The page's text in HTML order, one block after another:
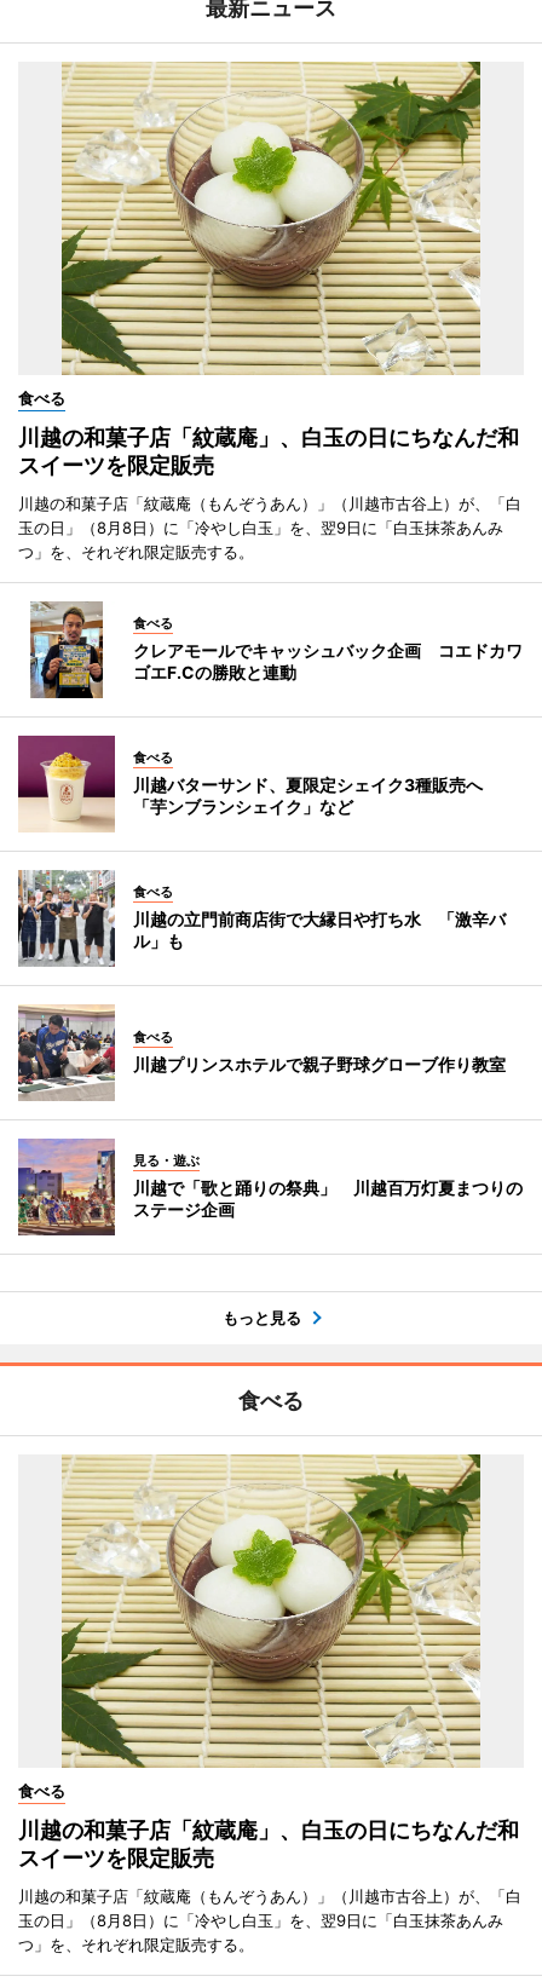
最新ニュース
食べる
川越の和菓子店「紋蔵庵」、白玉の日にちなんだ和
スイーツを限定販売
川越の和菓子店「紋蔵庵（もんぞうあん）」（川越市古谷上）が、「白
玉の日」（8月8日）に「冷やし白玉」を、翌9日に「白玉抹茶あんみ
つ」を、それぞれ限定販売する。
食べる
クレアモールでキャッシュバック企画 コエドカワ
ゴエF.Cの勝敗と連動
食べる
川越バターサンド、夏限定シェイク3種販売へ
「芋ンブランシェイク」など
食べる
川越の立門前商店街で大縁日や打ち水 「激辛バ
ル」も
食べる
川越プリンスホテルで親子野球グローブ作り教室
見る・遊ぶ
川越で「歌と踊りの祭典」 川越百万灯夏まつりの
ステージ企画
もっと見る
食べる
食べる
川越の和菓子店「紋蔵庵」、白玉の日にちなんだ和
スイーツを限定販売
川越の和菓子店「紋蔵庵（もんぞうあん）」（川越市古谷上）が、「白
玉の日」（8月8日）に「冷やし白玉」を、翌9日に「白玉抹茶あんみ
つ」を、それぞれ限定販売する。